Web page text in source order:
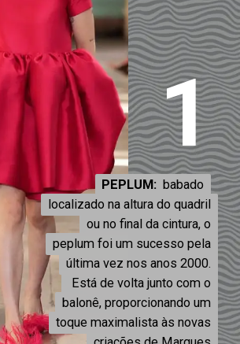
PEPLUM: babado
localizado na altura do quadril
ou no final da cintura, o
peplum foi um sucesso pela
última vez nos anos 2000.
Está de volta junto com o
balonê, proporcionando um
toque maximalista às novas
PEPLUM: babado
localizado na altura do quadril
ou no final da cintura, o
peplum foi um sucesso pela
última vez nos anos 2000.
Está de volta junto com o
balonê, proporcionando um
toque maximalista às novas
1